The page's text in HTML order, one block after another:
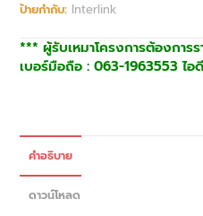
ป้ายกำกับ: Interlink
*** ผู้รับเหมาโครงการต้องการ
เบอร์มือถือ : 063-1963553 ไ
คำอธิบาย
ดาวน์โหลด